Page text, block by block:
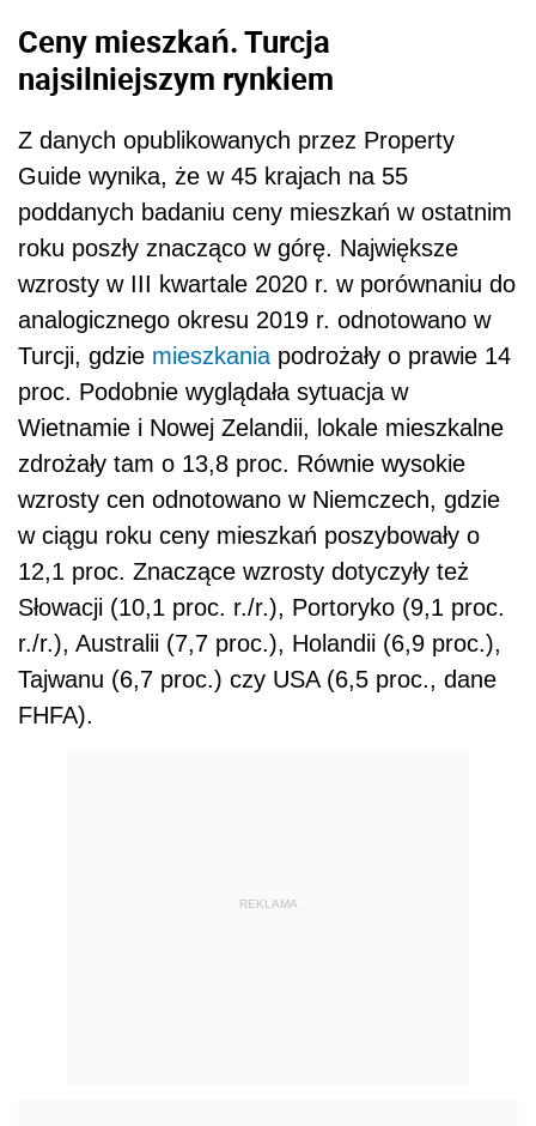
Ceny mieszkań. Turcja
najsilniejszym rynkiem
Z danych opublikowanych przez Property
Guide wynika, że w 45 krajach na 55
poddanych badaniu ceny mieszkań w ostatnim
roku poszły znacząco w górę. Największe
wzrosty w III kwartale 2020 r. w porównaniu do
analogicznego okresu 2019 r. odnotowano w
Turcji, gdzie mieszkania podrożały o prawie 14
proc. Podobnie wyglądała sytuacja w
Wietnamie i Nowej Zelandii, lokale mieszkalne
zdrożały tam o 13,8 proc. Równie wysokie
wzrosty cen odnotowano w Niemczech, gdzie
w ciągu roku ceny mieszkań poszybowały o
12,1 proc. Znaczące wzrosty dotyczyły też
Słowacji (10,1 proc. r./r.), Portoryko (9,1 proc.
r./r.), Australii (7,7 proc.), Holandii (6,9 proc.),
Tajwanu (6,7 proc.) czy USA (6,5 proc., dane
FHFA).
REKLAMA